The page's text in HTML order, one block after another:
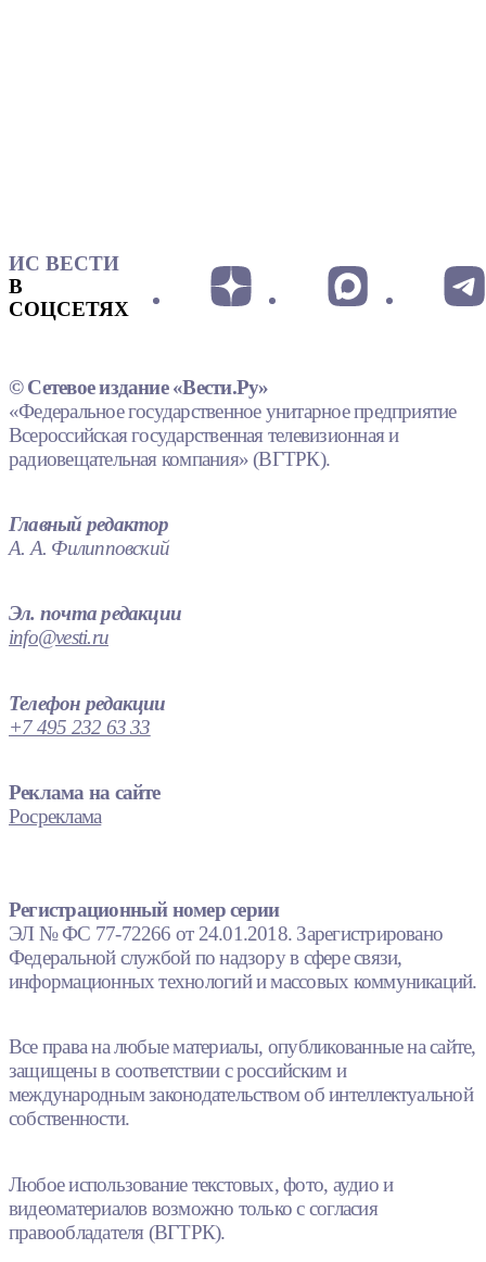
ИС ВЕСТИ
В
СОЦСЕТЯХ
© Сетевое издание «Вести.Ру»
«Федеральное государственное унитарное предприятие
Всероссийская государственная телевизионная и
радиовещательная компания» (ВГТРК).
Главный редактор
А. А. Филипповский
Эл. почта редакции
info@vesti.ru
Телефон редакции
+7 495 232 63 33
Реклама на сайте
Росреклама
Регистрационный номер серии
ЭЛ № ФС 77-72266 от 24.01.2018. Зарегистрировано
Федеральной службой по надзору в сфере связи,
информационных технологий и массовых коммуникаций.
Все права на любые материалы, опубликованные на сайте,
защищены в соответствии с российским и
международным законодательством об интеллектуальной
собственности.
Любое использование текстовых, фото, аудио и
видеоматериалов возможно только с согласия
правообладателя (ВГТРК).